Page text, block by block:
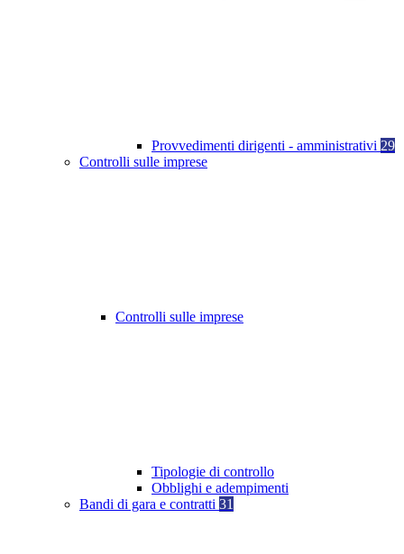
Provvedimenti dirigenti - amministrativi 29
Controlli sulle imprese
Controlli sulle imprese
Tipologie di controllo
Obblighi e adempimenti
Bandi di gara e contratti 31